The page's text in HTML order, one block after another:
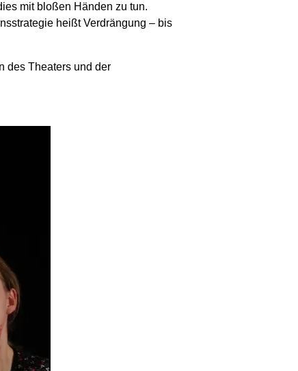
mit bloßen Händen zu tun.
heißt Verdrängung – bis
des Theaters und der